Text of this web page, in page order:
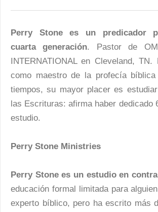
Perry Stone es un predicador
cuarta generación. Pastor de
INTERNATIONAL en Cleveland, TN.
como maestro de la profecía
tiempos, su mayor placer es
las Escrituras: afirma haber dedicado
estudio.
Perry Stone Ministries
Perry Stone es un estudio en
educación formal limitada para
experto bíblico, pero ha escrito más